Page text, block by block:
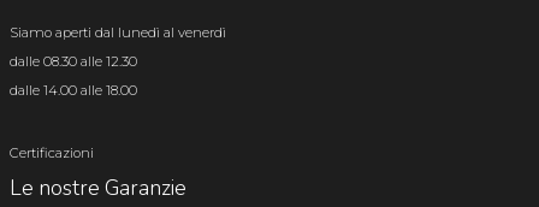
Siamo aperti dal lunedì al venerdì
dalle 08.30 alle 12.30
dalle 14.00 alle 18.00
Certificazioni
Le nostre Garanzie